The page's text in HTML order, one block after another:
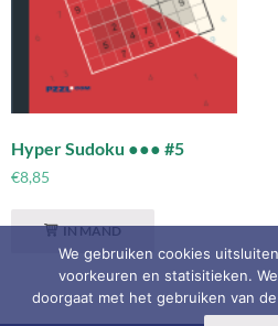
Hyper Sudoku ●●● #5
€8,85
IN MAND
We gebruiken cookies
voorkeuren en statisitieken.
doorgaat met het gebruiken van